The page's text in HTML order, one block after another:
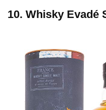
10. Whisky Evadé